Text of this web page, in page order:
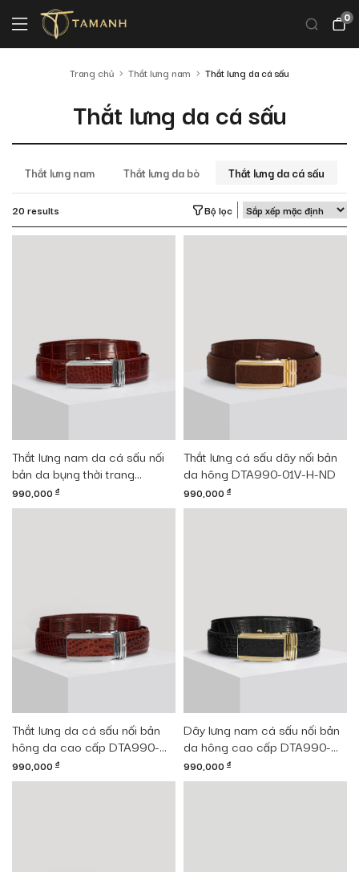
0
Trang chủ Thắt lưng nam Thắt lưng da cá sấu
Thắt lưng da cá sấu
Thắt lưng nam Thắt lưng da bò Thắt lưng da cá sấu
20 results Bộ lọc
Thắt lưng nam da cá sấu nối
bản da bụng thời trang
DTA990-01B-B-ND
990,000 đ
Thắt lưng cá sấu dây nối bản
da hông DTA990-01V-H-ND
990,000 đ
Thắt lưng da cá sấu nối bản
hông da cao cấp DTA990-
01B-H-ND
990,000 đ
Dây lưng nam cá sấu nối bản
da hông cao cấp DTA990-
01V-H-D
990,000 đ